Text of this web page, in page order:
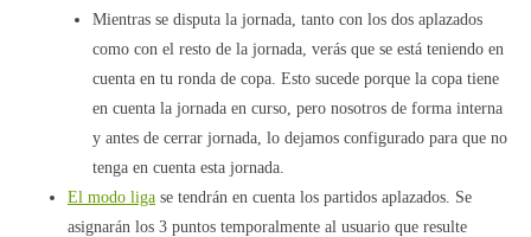
Mientras se disputa la jornada, tanto con los dos aplazados
como con el resto de la jornada, verás que se está teniendo en
cuenta en tu ronda de copa. Esto sucede porque la copa tiene
en cuenta la jornada en curso, pero nosotros de forma interna
y antes de cerrar jornada, lo dejamos configurado para que no
tenga en cuenta esta jornada.
El modo liga se tendrán en cuenta los partidos aplazados. Se
asignarán los 3 puntos temporalmente al usuario que resulte